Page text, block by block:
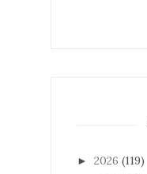
► 2026 (119)